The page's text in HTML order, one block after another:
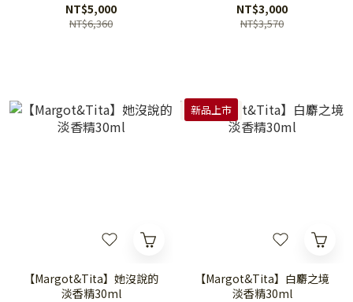
NT$5,000
NT$6,360
NT$3,000
NT$3,570
【Margot&Tita】她沒說的
淡香精30ml
新品上市
【Margot&Tita】白麝之境
淡香精30ml